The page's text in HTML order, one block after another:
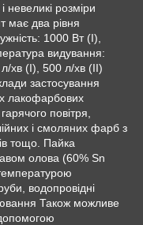
невеликі розміри
має два рівня
1000 Вт (I),
видування:
л/хв (I), 500 л/хв (II)
застосування
лакофарбових
повітря,
і смоляних фарб з
тощо. Пайка
олова (60% Sn
водопровідні
Також можливе